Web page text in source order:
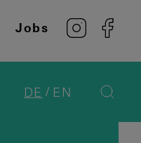
Jobs
DE EN